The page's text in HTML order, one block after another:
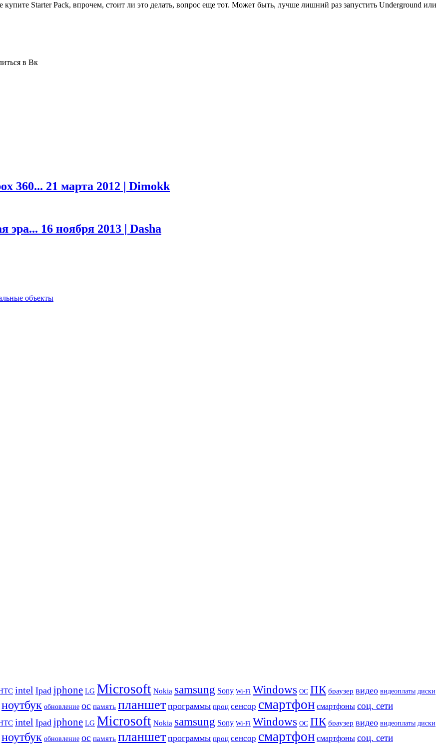
Starter Pack, впрочем, стоит ли это делать, вопрос еще тот. Может быть, лучше лишний раз запустить Underground или
в Вк
360... 21 марта 2012 | Dimokk
эра... 16 ноября 2013 | Dasha
объекты
intel Ipad iphone LG Microsoft Nokia samsung Sony Wi-Fi Windows ОС ПК браузер видео видеоплаты диски
ноутбук обновление ос память планшет программы проц сенсор смартфон смартфоны соц. сети
intel Ipad iphone LG Microsoft Nokia samsung Sony Wi-Fi Windows ОС ПК браузер видео видеоплаты диски
ноутбук обновление ос память планшет программы проц сенсор смартфон смартфоны соц. сети